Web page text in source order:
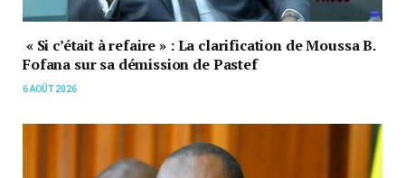
« Si c’était à refaire » : La clarification de Moussa B.
Fofana sur sa démission de Pastef
6 AOÛT 2026